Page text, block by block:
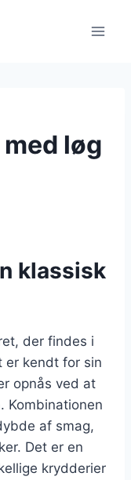
løg
klassisk
der findes i
er kendt for sin
opnås ved at
Kombinationen
af smag,
Det er en
krydderier